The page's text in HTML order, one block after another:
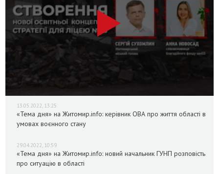
13.05.2022, 13:25
«Тема дня» на Житомир.info: керівник ОВА про життя області в
умовах воєнного стану
29.04.2022, 10:59
«Тема дня» на Житомир.info: новий начальник ГУНП розповість
про ситуацію в області